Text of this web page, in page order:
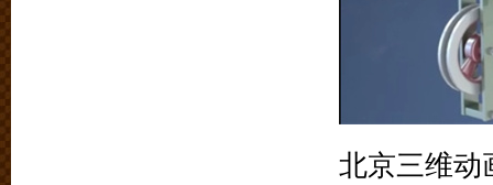
北京三维动